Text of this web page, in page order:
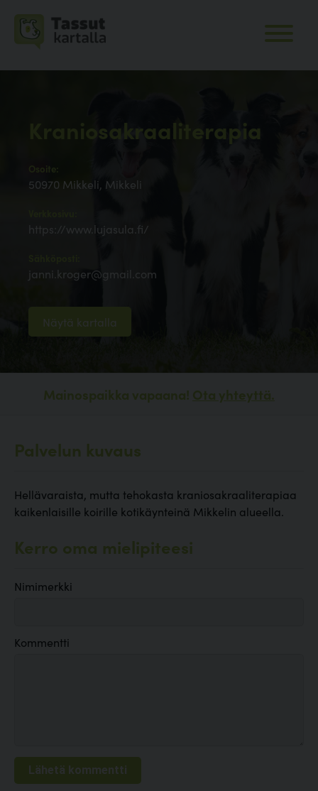
Kraniosakraaliterapia
Osoite:
50970 Mikkeli, Mikkeli
https://www.lujasula.fi/
janni.kroger@gmail.com
Näytä kartalla
Mainospaikka vapaana! Ota yhteyttä.
Palvelun kuvaus
Hellävaraista, mutta tehokasta kraniosakraaliterapiaa
kaikenlaisille koirille kotikäynteinä Mikkelin alueella.
Kerro oma mielipiteesi
Nimimerkki
Kommentti